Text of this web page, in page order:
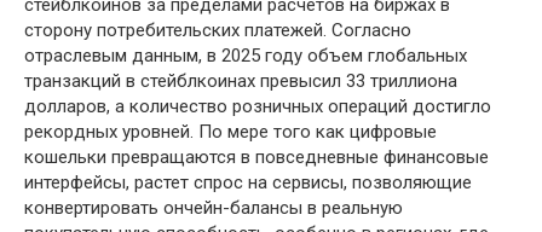
стейблкоинов за пределами расчетов на биржах в
сторону потребительских платежей. Согласно
отраслевым данным, в 2025 году объем глобальных
транзакций в стейблкоинах превысил 33 триллиона
долларов, а количество розничных операций достигло
рекордных уровней. По мере того как цифровые
кошельки превращаются в повседневные финансовые
интерфейсы, растет спрос на сервисы, позволяющие
конвертировать ончейн-балансы в реальную